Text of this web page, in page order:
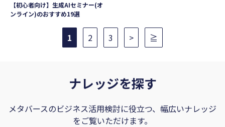
【初心者向け】生成AIセミナー(オ
ンライン)のおすすめ19選
1 2 3 > ≧
ナレッジを探す
メタバースのビジネス活用検討に役立つ、幅広いナレッジ
をご覧いただけます。